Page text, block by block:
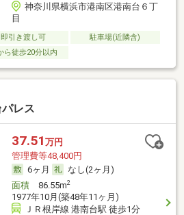
神奈川県横浜市港南区港南台６丁
目
即引き渡し可
駐車場(近隣含)
ら徒歩20分以内
レス
37.51 万円
管理費等48,400円
6ヶ月
なし(2ヶ月)
面積86.55m2
1977年10月(築48年11ヶ月)
ＪＲ根岸線 港南台駅 徒歩1分